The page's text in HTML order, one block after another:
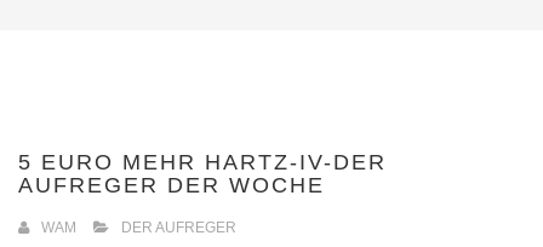
5 EURO MEHR HARTZ-IV-DER
AUFREGER DER WOCHE
WAM
DER AUFREGER